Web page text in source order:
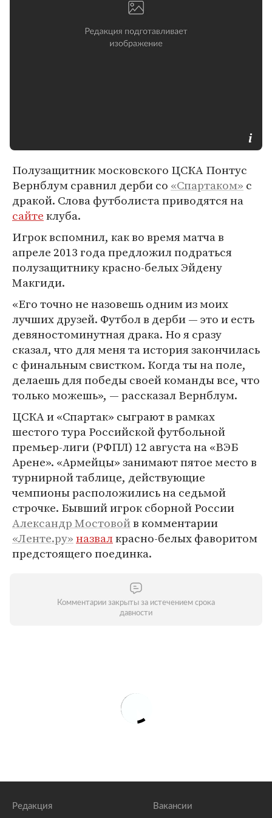
Полузащитник московского ЦСКА Понтус
Вернблум сравнил дерби со «Спартаком» с
дракой. Слова футболиста приводятся на
сайтеклуба.
Игрок вспомнил, как во время матча в
апреле 2013 года предложил подраться
полузащитнику красно-белых Эйдену
Макгиди.
«Его точно не назовешь одним из моих
лучших друзей. Футбол в дерби — это и есть
девяностоминутная драка. Но я сразу
сказал, что для меня та история закончилась
с финальным свистком. Когда ты на поле,
делаешь для победы своей команды все, что
только можешь», — рассказал Вернблум.
ЦСКА и «Спартак» сыграют в рамках
шестого тура Российской футбольной
премьер-лиги (РФПЛ) 12 августа на «ВЭБ
Арене». «Армейцы» занимают пятое место в
турнирной таблице, действующие
чемпионы расположились на седьмой
строчке. Бывший игрок сборной России
Александр Мостовойв комментарии
«Ленте.ру»назвалкрасно-белых фаворитом
предстоящего поединка.
Комментарии закрыты за истечением срока
давности
Редакция Вакансии